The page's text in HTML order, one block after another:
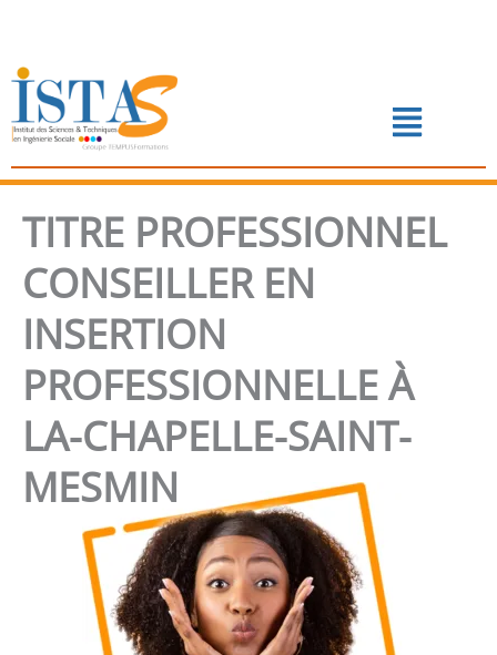
contenu
Menu
📅 PRENDRE RENDEZ-VOUS
TITRE PROFESSIONNEL
CONSEILLER EN
INSERTION
PROFESSIONNELLE À
LA-CHAPELLE-SAINT-
MESMIN